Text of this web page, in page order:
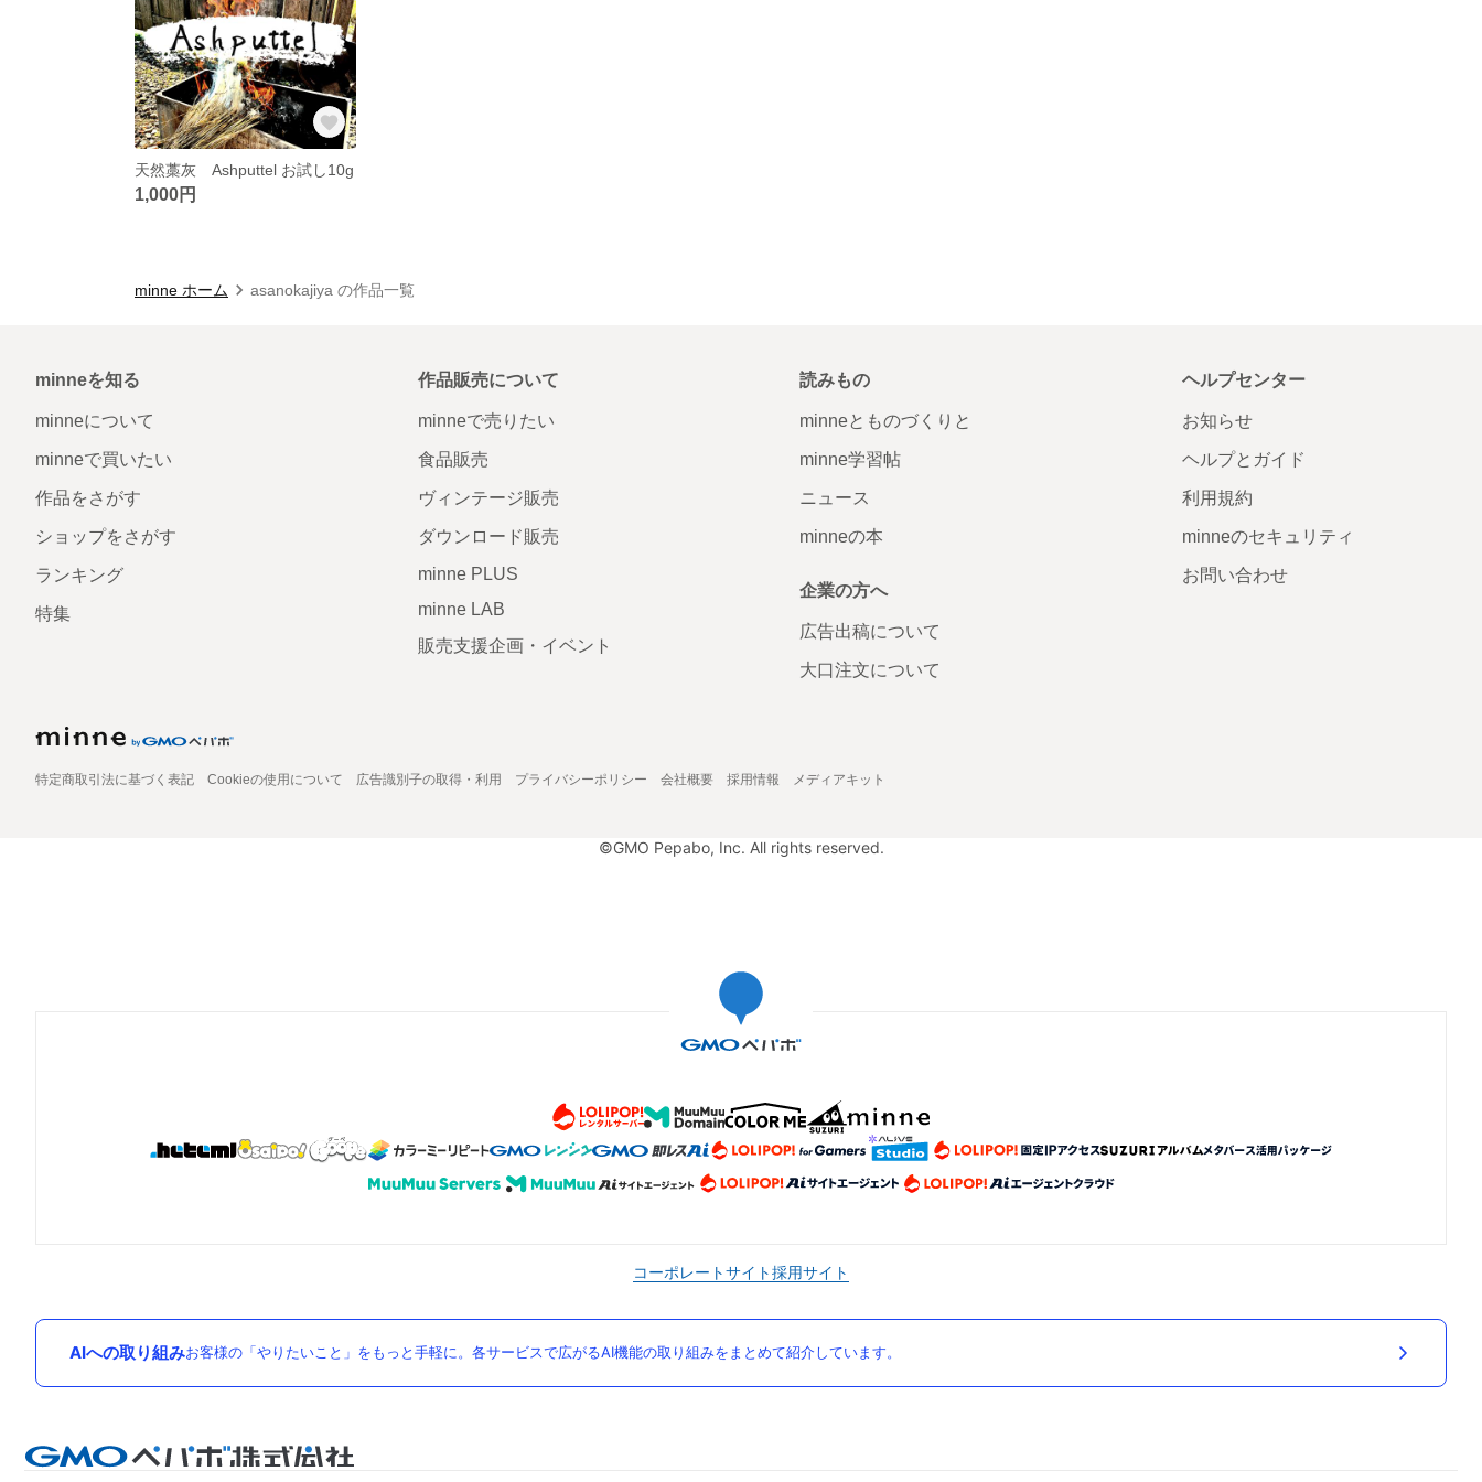
天然藁灰 Ashputtel お試し10g
1,000円
minne ホーム asanokajiya の作品一覧
minneを知る
minneについて
minneで買いたい
作品をさがす
ショップをさがす
ランキング
特集
作品販売について
minneで売りたい
食品販売
ヴィンテージ販売
ダウンロード販売
minne PLUS
minne LAB
販売支援企画・イベント
読みもの
minneとものづくりと
minne学習帖
ニュース
minneの本
企業の方へ
広告出稿について
大口注文について
ヘルプセンター
お知らせ
ヘルプとガイド
利用規約
minneのセキュリティ
お問い合わせ
特定商取引法に基づく表記 Cookieの使用について 広告識別子の取得・利用 プライバシーポリシー 会社概要 採用情報 メディアキット
©GMO Pepabo, Inc. All rights reserved.
コーポレートサイト採用サイト
AIへの取り組みお客様の「やりたいこと」をもっと手軽に。各サービスで広がるAI機能の取り組みをまとめて紹介しています。